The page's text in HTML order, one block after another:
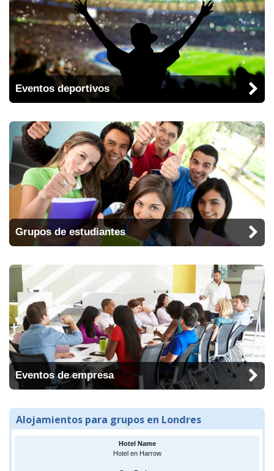
Eventos deportivos
Grupos de estudiantes
Eventos de empresa
Alojamientos para grupos en Londres
Hotel en Harrow